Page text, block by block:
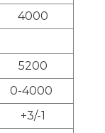
4000
5200
0-4000
+3/-1